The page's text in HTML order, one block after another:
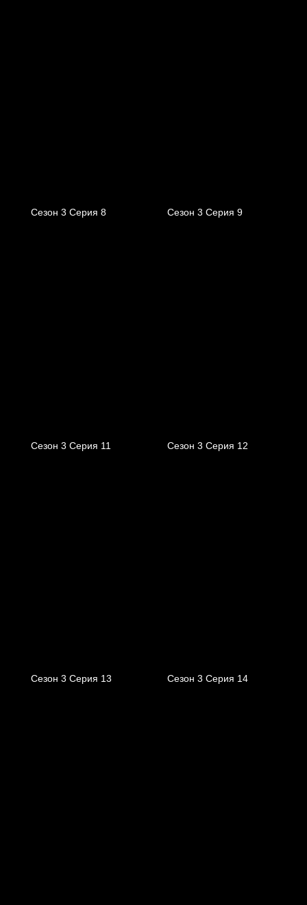
Сезон 3 Серия 8 Сезон 3 Серия 9
Сезон 3 Серия 11 Сезон 3 Серия 12
Сезон 3 Серия 13 Сезон 3 Серия 14